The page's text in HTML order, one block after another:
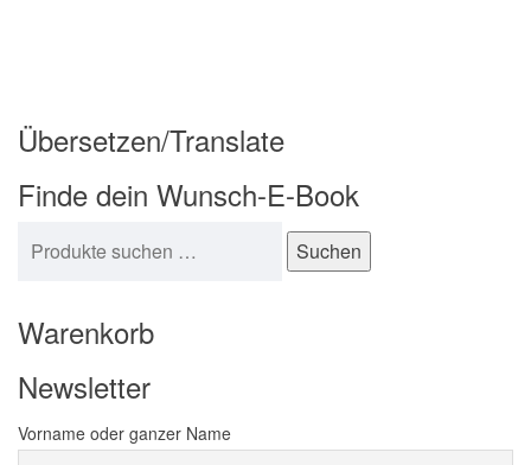
Übersetzen/Translate
Finde dein Wunsch-E-Book
Suchen
Warenkorb
Newsletter
Vorname oder ganzer Name